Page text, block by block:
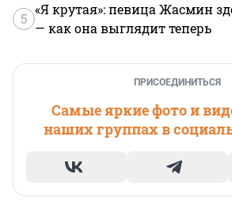
5
«Я крутая»: певица Жасмин
— как она выглядит теперь
ПРИСОЕДИНИТЬСЯ
Самые яркие фото и
наших группах в